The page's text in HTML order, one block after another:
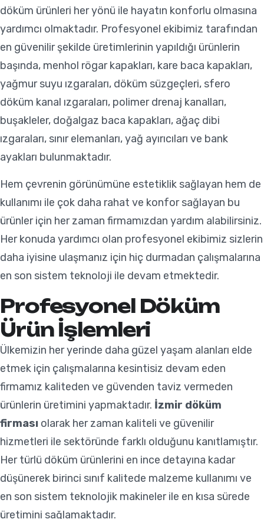
döküm ürünleri her yönü ile hayatın konforlu olmasına
yardımcı olmaktadır. Profesyonel ekibimiz tarafından
en güvenilir şekilde üretimlerinin yapıldığı ürünlerin
başında, menhol rögar kapakları, kare baca kapakları,
yağmur suyu ızgaraları, döküm süzgeçleri, sfero
döküm kanal ızgaraları, polimer drenaj kanalları,
buşakleler, doğalgaz baca kapakları, ağaç dibi
ızgaraları, sınır elemanları, yağ ayırıcıları ve bank
ayakları bulunmaktadır.
Hem çevrenin görünümüne estetiklik sağlayan hem de
kullanımı ile çok daha rahat ve konfor sağlayan bu
ürünler için her zaman firmamızdan yardım alabilirsiniz.
Her konuda yardımcı olan profesyonel ekibimiz sizlerin
daha iyisine ulaşmanız için hiç durmadan çalışmalarına
en son sistem teknoloji ile devam etmektedir.
Profesyonel Döküm
Ürün İşlemleri
Ülkemizin her yerinde daha güzel yaşam alanları elde
etmek için çalışmalarına kesintisiz devam eden
firmamız kaliteden ve güvenden taviz vermeden
ürünlerin üretimini yapmaktadır. İzmir döküm
firması olarak her zaman kaliteli ve güvenilir
hizmetleri ile sektöründe farklı olduğunu kanıtlamıştır.
Her türlü döküm ürünlerini en ince detayına kadar
düşünerek birinci sınıf kalitede malzeme kullanımı ve
en son sistem teknolojik makineler ile en kısa sürede
üretimini sağlamaktadır.